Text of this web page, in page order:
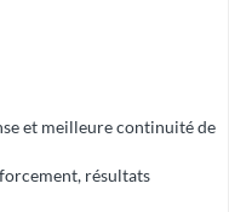
et meilleure continuité de
résultats